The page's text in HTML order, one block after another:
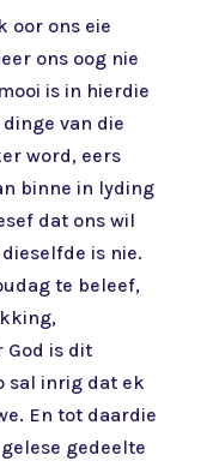
oor ons eie
ons oog nie
is in hierdie
van die
word, eers
binne in lyding
dat ons wil
is nie.
te beleef,
is dit
sal inrig dat ek
En tot daardie
gedeelte